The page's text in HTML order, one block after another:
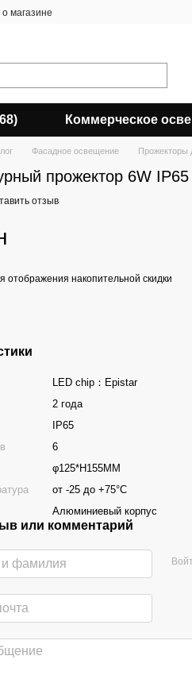
магазине
Коммерческое
Фасадное освещение Прожекторы
прожектор 6W IP65
отзыв
отображения накопительной скидки
LED chip：Epistar
2 года
ІР65
6
φ125*H155MM
от -25 до +75°С
Алюминиевый корпус
или комментарий